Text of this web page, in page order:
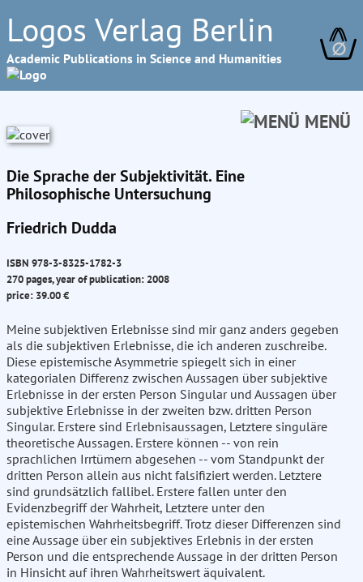
Logos Verlag Berlin
Academic Publications in Science and Humanities ∅
MENÜ
Die Sprache der Subjektivität. Eine
Philosophische Untersuchung
Friedrich Dudda
ISBN 978-3-8325-1782-3
270 pages, year of publication: 2008
price: 39.00 €
Meine subjektiven Erlebnisse sind mir ganz anders gegeben
als die subjektiven Erlebnisse, die ich anderen zuschreibe.
Diese epistemische Asymmetrie spiegelt sich in einer
kategorialen Differenz zwischen Aussagen über subjektive
Erlebnisse in der ersten Person Singular und Aussagen über
subjektive Erlebnisse in der zweiten bzw. dritten Person
Singular. Erstere sind Erlebnisaussagen, Letztere singuläre
theoretische Aussagen. Erstere können -- von rein
sprachlichen Irrtümern abgesehen -- vom Standpunkt der
dritten Person allein aus nicht falsifiziert werden. Letztere
sind grundsätzlich fallibel. Erstere fallen unter den
Evidenzbegriff der Wahrheit, Letztere unter den
epistemischen Wahrheitsbegriff. Trotz dieser Differenzen sind
eine Aussage über ein subjektives Erlebnis in der ersten
Person und die entsprechende Aussage in der dritten Person
in Hinsicht auf ihren Wahrheitswert äquivalent.